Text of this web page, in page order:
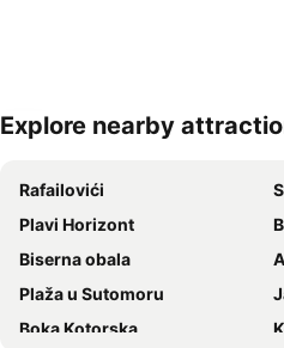
Explore nearby
Rafailovići
Plavi Horizont
Biserna obala
Plaža u Sutomoru
Boka Kotorska